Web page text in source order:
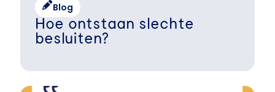
Blog
Hoe ontstaan slechte
besluiten?